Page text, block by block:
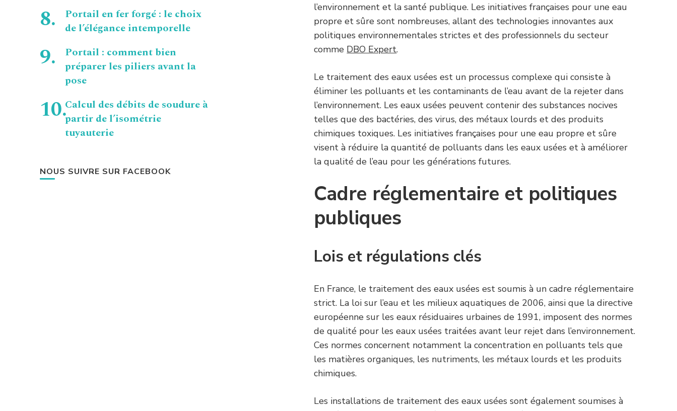
l’environnement et la santé publique. Les initiatives françaises pour une eau
propre et sûre sont nombreuses, allant des technologies innovantes aux
politiques environnementales strictes et des professionnels du secteur
comme DBO Expert.
Le traitement des eaux usées est un processus complexe qui consiste à
éliminer les polluants et les contaminants de l’eau avant de la rejeter dans
l’environnement. Les eaux usées peuvent contenir des substances nocives
telles que des bactéries, des virus, des métaux lourds et des produits
chimiques toxiques. Les initiatives françaises pour une eau propre et sûre
visent à réduire la quantité de polluants dans les eaux usées et à améliorer
la qualité de l’eau pour les générations futures.
Cadre réglementaire et politiques
publiques
Lois et régulations clés
En France, le traitement des eaux usées est soumis à un cadre réglementaire
strict. La loi sur l’eau et les milieux aquatiques de 2006, ainsi que la directive
européenne sur les eaux résiduaires urbaines de 1991, imposent des normes
de qualité pour les eaux usées traitées avant leur rejet dans l’environnement.
Ces normes concernent notamment la concentration en polluants tels que
les matières organiques, les nutriments, les métaux lourds et les produits
chimiques.
Les installations de traitement des eaux usées sont également soumises à
Portail en fer forgé : le choix
de l’élégance intemporelle
Portail : comment bien
préparer les piliers avant la
pose
Calcul des débits de soudure à
partir de l’isométrie
tuyauterie
NOUS SUIVRE SUR FACEBOOK